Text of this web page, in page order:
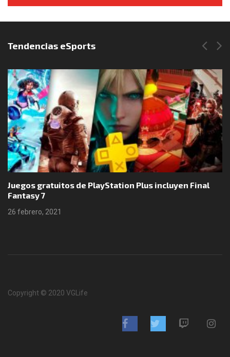
Síguenos en Instagram
Tendencias eSports
Juegos gratuitos de PlayStation Plus incluyen Final
Fantasy 7
26 febrero, 2021
Copyright © 2020 VGLife